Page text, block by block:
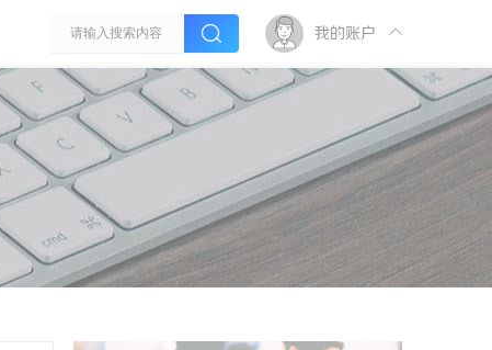
我的账户